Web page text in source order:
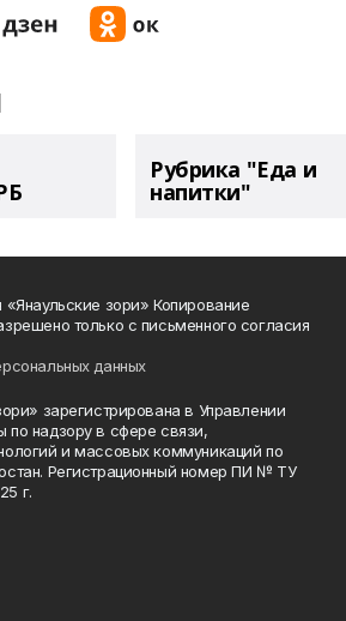
Рубрика "Еда и
напитки"
зори» Копирование
только с письменного согласия
данных
зарегистрирована в Управлении
надзору в сфере связи,
и массовых коммуникаций по
Регистрационный номер ПИ № ТУ
г.